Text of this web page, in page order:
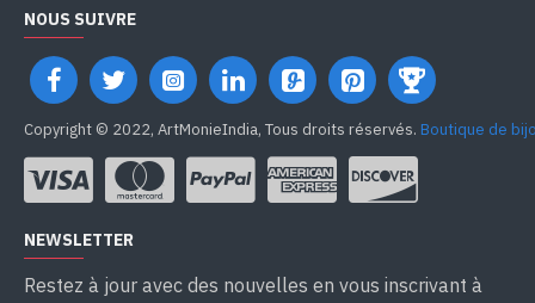
NOUS SUIVRE
Copyright © 2022, ArtMonieIndia, Tous droits réservés. Boutique de
NEWSLETTER
Restez à jour avec des nouvelles en vous inscrivant à